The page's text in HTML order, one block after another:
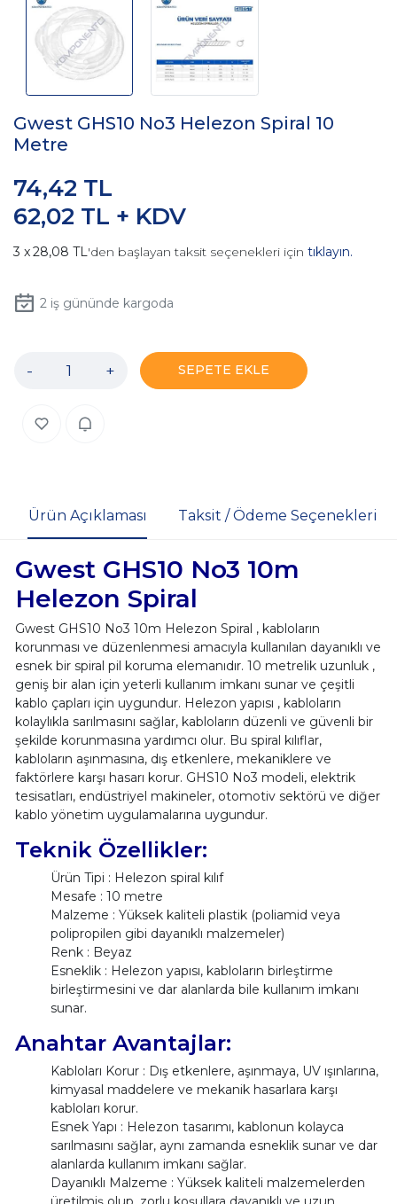
Gwest GHS10 No3 Helezon Spiral 10
Metre
62,02 TL + KDV
74,42 TL
28,08 TL'den başlayan taksit seçenekleri için tıklayın.
2iş gününde kargoda
- + SEPETE EKLE
Ürün Açıklaması Taksit / Ödeme Seçenekleri
Gwest GHS10 No3 10m
Helezon Spiral
Gwest GHS10 No3 10m Helezon Spiral , kabloların
korunması ve düzenlenmesi amacıyla kullanılan dayanıklı ve
esnek bir spiral pil koruma elemanıdır. 10 metrelik uzunluk ,
geniş bir alan için yeterli kullanım imkanı sunar ve çeşitli
kablo çapları için uygundur. Helezon yapısı , kabloların
kolaylıkla sarılmasını sağlar, kabloların düzenli ve güvenli bir
şekilde korunmasına yardımcı olur. Bu spiral kılıflar,
kabloların aşınmasına, dış etkenlere, mekaniklere ve
faktörlere karşı hasarı korur. GHS10 No3 modeli, elektrik
tesisatları, endüstriyel makineler, otomotiv sektörü ve diğer
kablo yönetim uygulamalarına uygundur.
Teknik Özellikler:
Ürün Tipi : Helezon spiral kılıf
Mesafe : 10 metre
Malzeme : Yüksek kaliteli plastik (poliamid veya
polipropilen gibi dayanıklı malzemeler)
Renk : Beyaz
Esneklik : Helezon yapısı, kabloların birleştirme
birleştirmesini ve dar alanlarda bile kullanım imkanı
sunar.
Anahtar Avantajlar:
Kabloları Korur : Dış etkenlere, aşınmaya, UV ışınlarına,
kimyasal maddelere ve mekanik hasarlara karşı
kabloları korur.
Esnek Yapı : Helezon tasarımı, kablonun kolayca
sarılmasını sağlar, aynı zamanda esneklik sunar ve dar
alanlarda kullanım imkanı sağlar.
Dayanıklı Malzeme : Yüksek kaliteli malzemelerden